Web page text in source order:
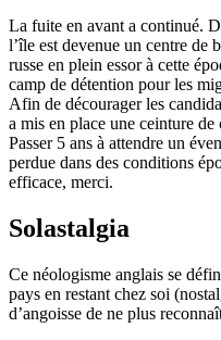
La fuite en avant a continué.
l’île est devenue un centre de
russe en plein essor à cette
camp de détention pour les
Afin de décourager les
a mis en place une ceinture
Passer 5 ans à attendre un
perdue dans des conditions
efficace, merci.
Solastalgia
Ce néologisme anglais se
pays en restant chez soi
d’angoisse de ne plus